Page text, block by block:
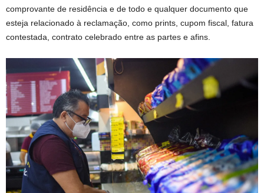
comprovante de residência e de todo e qualquer documento que
esteja relacionado à reclamação, como prints, cupom fiscal, fatura
contestada, contrato celebrado entre as partes e afins.